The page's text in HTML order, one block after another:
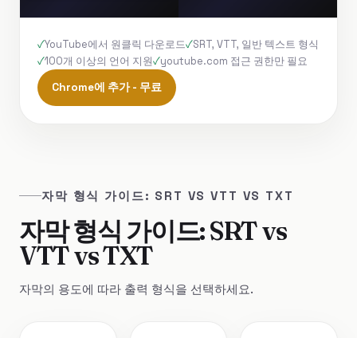
YouTube에서 원클릭 다운로드
SRT, VTT, 일반 텍스트 형식
100개 이상의 언어 지원
youtube.com 접근 권한만 필요
Chrome에 추가 - 무료
자막 형식 가이드: SRT VS VTT VS TXT
자막 형식 가이드: SRT vs
VTT vs TXT
자막의 용도에 따라 출력 형식을 선택하세요.